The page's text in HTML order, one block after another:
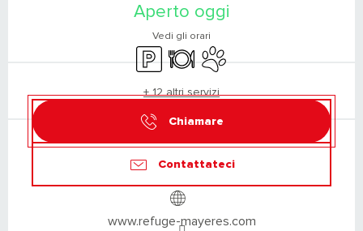
Aperto oggi
Vedi gli orari
ParcheggioRistoranteAnimali ammessi
+ 12 altri servizi
Chiamare
Contattateci
www.refuge-mayeres.com